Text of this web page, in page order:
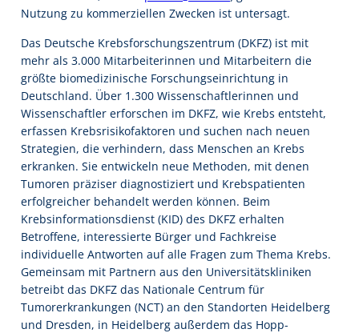
Nutzung zu kommerziellen Zwecken ist untersagt.
Das Deutsche Krebsforschungszentrum (DKFZ) ist mit
mehr als 3.000 Mitarbeiterinnen und Mitarbeitern die
größte biomedizinische Forschungseinrichtung in
Deutschland. Über 1.300 Wissenschaftlerinnen und
Wissenschaftler erforschen im DKFZ, wie Krebs entsteht,
erfassen Krebsrisikofaktoren und suchen nach neuen
Strategien, die verhindern, dass Menschen an Krebs
erkranken. Sie entwickeln neue Methoden, mit denen
Tumoren präziser diagnostiziert und Krebspatienten
erfolgreicher behandelt werden können. Beim
Krebsinformationsdienst (KID) des DKFZ erhalten
Betroffene, interessierte Bürger und Fachkreise
individuelle Antworten auf alle Fragen zum Thema Krebs.
Gemeinsam mit Partnern aus den Universitätskliniken
betreibt das DKFZ das Nationale Centrum für
Tumorerkrankungen (NCT) an den Standorten Heidelberg
und Dresden, in Heidelberg außerdem das Hopp-